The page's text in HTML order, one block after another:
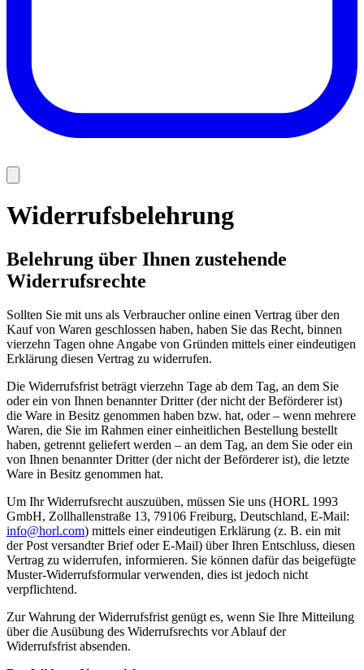
Widerrufsbelehrung
Belehrung über Ihnen zustehende
Widerrufsrechte
Sollten Sie mit uns als Verbraucher online einen Vertrag über den
Kauf von Waren geschlossen haben, haben Sie das Recht, binnen
vierzehn Tagen ohne Angabe von Gründen mittels einer eindeutigen
Erklärung diesen Vertrag zu widerrufen.
Die Widerrufsfrist beträgt vierzehn Tage ab dem Tag, an dem Sie
oder ein von Ihnen benannter Dritter (der nicht der Beförderer ist)
die Ware in Besitz genommen haben bzw. hat, oder – wenn mehrere
Waren, die Sie im Rahmen einer einheitlichen Bestellung bestellt
haben, getrennt geliefert werden – an dem Tag, an dem Sie oder ein
von Ihnen benannter Dritter (der nicht der Beförderer ist), die letzte
Ware in Besitz genommen hat.
Um Ihr Widerrufsrecht auszuüben, müssen Sie uns (HORL 1993
GmbH, Zollhallenstraße 13, 79106 Freiburg, Deutschland, E-Mail:
info@horl.com) mittels einer eindeutigen Erklärung (z. B. ein mit
der Post versandter Brief oder E-Mail) über Ihren Entschluss, diesen
Vertrag zu widerrufen, informieren. Sie können dafür das beigefügte
Muster-Widerrufsformular verwenden, dies ist jedoch nicht
verpflichtend.
Zur Wahrung der Widerrufsfrist genügt es, wenn Sie Ihre Mitteilung
über die Ausübung des Widerrufsrechts vor Ablauf der
Widerrufsfrist absenden.